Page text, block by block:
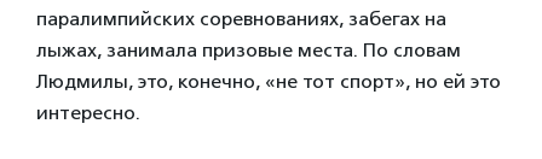
паралимпийских соревнованиях, забегах на
лыжах, занимала призовые места. По словам
Людмилы, это, конечно, «не тот спорт», но ей это
интересно.